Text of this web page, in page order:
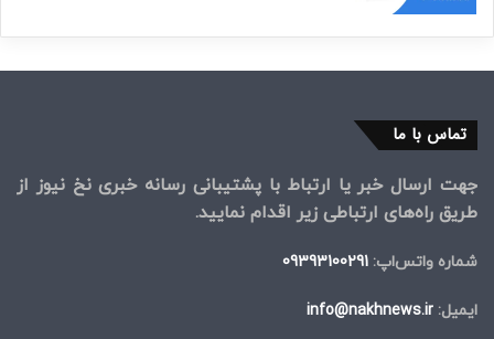
تماس با ما
جهت ارسال خبر یا ارتباط با پشتیبانی رسانه خبری نخ نیوز از
طریق راه‌های ارتباطی زیر اقدام نمایید.
شماره واتس‌اپ: 09393100291
ایمیل: info@nakhnews.ir